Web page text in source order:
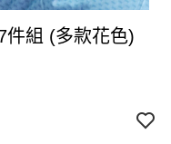
組 (多款花色)